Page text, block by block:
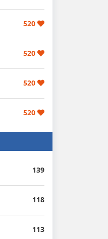
520
520
520
520
139
118
113